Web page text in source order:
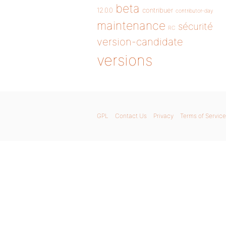
12.0.0 beta contribuer contributor-day
maintenance RC sécurité
version-candidate
versions
GPL Contact Us Privacy Terms of Service